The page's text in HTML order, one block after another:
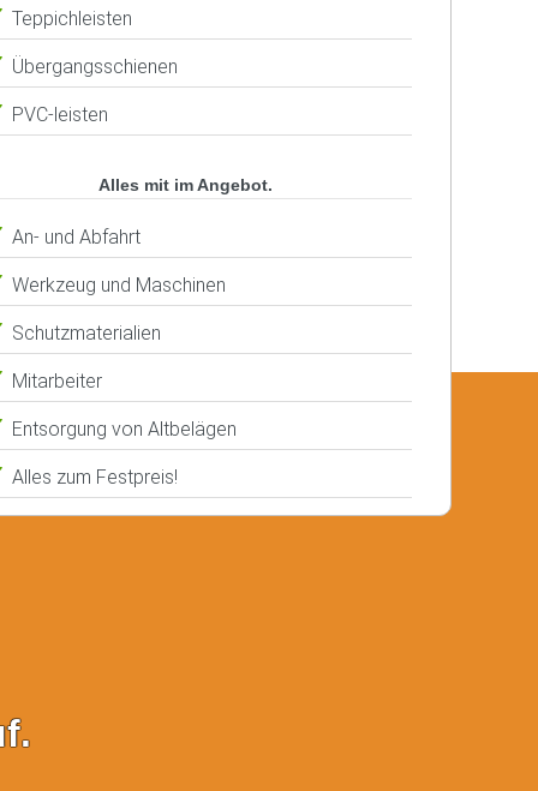
Teppichleisten
Übergangsschienen
PVC-leisten
Alles mit im Angebot.
An- und Abfahrt
Werkzeug und Maschinen
Schutzmaterialien
Mitarbeiter
Entsorgung von Altbelägen
Alles zum Festpreis!